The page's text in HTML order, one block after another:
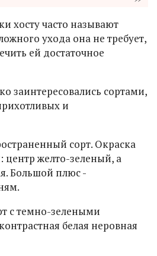
хосту часто называют
ухода она не требует,
ей достаточное
заинтересовались сортами,
и
сорт. Окраска
центр желто-зеленый, а
Большой плюс -
с темно-зелеными
белая неровная